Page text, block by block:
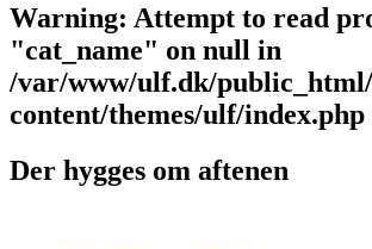
Warning: Attempt to read
"cat_name" on null in
/var/www/ulf.dk/
content/themes/ulf/index.php
Der hygges om aftenen